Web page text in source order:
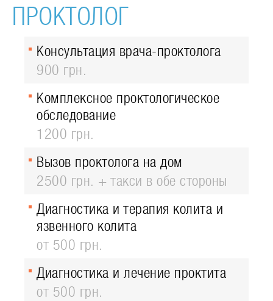
ПРОКТОЛОГ
Консультация врача-проктолога
900 грн.
Комплексное проктологическое
обследование
1200 грн.
Вызов проктолога на дом
2500 грн. + такси в обе стороны
Диагностика и терапия колита и
язвенного колита
от 500 грн.
Диагностика и лечение проктита
от 500 грн.